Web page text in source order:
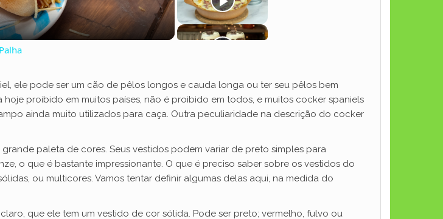
ele pode ser um cão de pêlos longos e cauda longa ou ter seu pêlos bem
proibido em muitos países, não é proibido em todos, e muitos cocker spaniels
ainda muito utilizados para caça. Outra peculiaridade na descrição do cocker
paleta de cores. Seus vestidos podem variar de preto simples para
o que é bastante impressionante. O que é preciso saber sobre os vestidos do
ou multicores. Vamos tentar definir algumas delas aqui, na medida do
que ele tem um vestido de cor sólida. Pode ser preto; vermelho, fulvo ou